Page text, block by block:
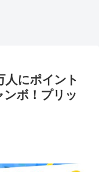
人にポイント
ボ！プリッ